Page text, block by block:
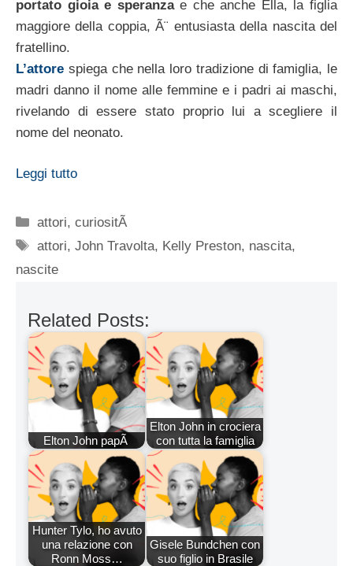
portato gioia e speranzae che anche Ella, la figlia
maggiore della coppia, Ã¨ entusiasta della nascita del
fratellino.
L’attore spiega che nella loro tradizione di famiglia, le
madri danno il nome alle femmine e i padri ai maschi,
rivelando di essere stato proprio lui a scegliere il
nome del neonato.
Leggi tutto
Categorie
attori,curiositÃ
Tag
attori,John Travolta, Kelly Preston, nascita,
nascite
Related Posts:
Elton John papÃ
Elton John in crociera
con tutta la famiglia
Hunter Tylo, ho avuto
una relazione con
Ronn Moss…
Gisele Bundchen con
suo figlio in Brasile